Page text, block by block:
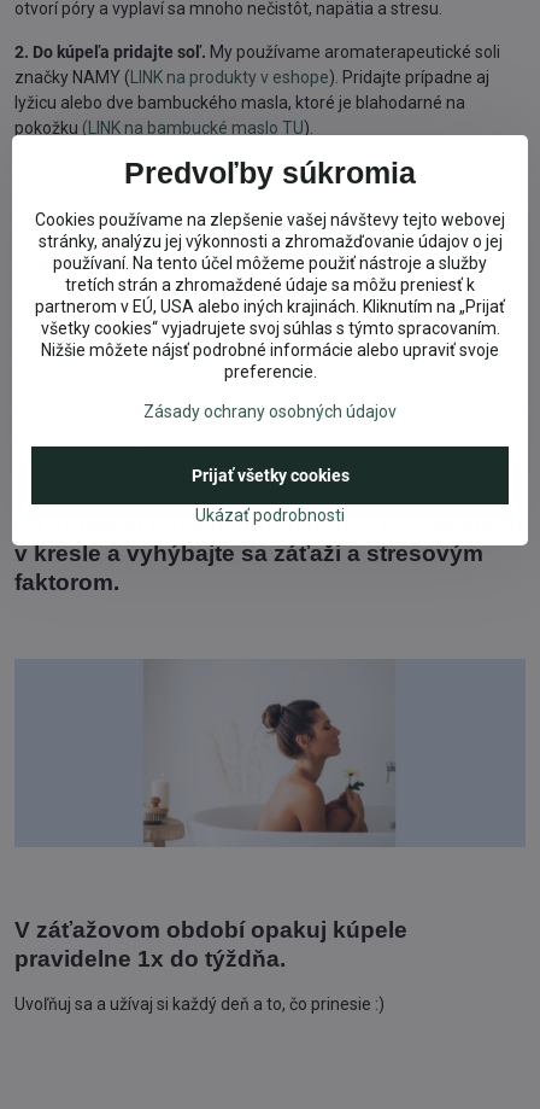
otvorí póry a vyplaví sa mnoho nečistôt, napätia a stresu.
2. Do kúpeľa pridajte soľ. My používame aromaterapeutické soli
značky NAMY ( LINK na produkty v eshope). Pridajte prípadne aj
lyžicu alebo dve bambuckého masla, ktoré je blahodarné na
pokožku (LINK na bambucké maslo TU).
3. Do kúpeľa môžete naliať aj olej, či soľ (ako nosič) zmiešané s
(viď na konci tohto článku).
4. Jemne premasírujte postupne celé telo, zvlášť ruky, lakte, krk,
spánky, čelo a chodidlá.
5. Potom si ešte niekoľko minút užívajte kúpeľ,inhalujte a
relaxujte. Relaxovať znamená venovať pozornosť a myšlienky
uvoľňovaniu, masáži a príjemným myšlienkam. Prípadne si môžete
prečítať knihu. Vyhýbajte sa stresujúcim témam a faktorom. Všetky
Po kúpeli si dožičte odpočinok v posteli alebo
v kresle a vyhýbajte sa záťaži a stresovým
faktorom.
V záťažovom období opakuj kúpele
pravidelne 1x do týždňa.
Uvoľňuj sa a užívaj si každý deň a to, čo prinesie :)
Predvoľby súkromia
Cookies používame na zlepšenie vašej návštevy tejto webovej
stránky, analýzu jej výkonnosti a zhromažďovanie údajov o jej
používaní. Na tento účel môžeme použiť nástroje a služby
tretích strán a zhromaždené údaje sa môžu preniesť k
partnerom v EÚ, USA alebo iných krajinách. Kliknutím na „Prijať
všetky cookies“ vyjadrujete svoj súhlas s týmto spracovaním.
Nižšie môžete nájsť podrobné informácie alebo upraviť svoje
preferencie.
Zásady ochrany osobných údajov
Ukázať podrobnosti
Prijať všetky cookies